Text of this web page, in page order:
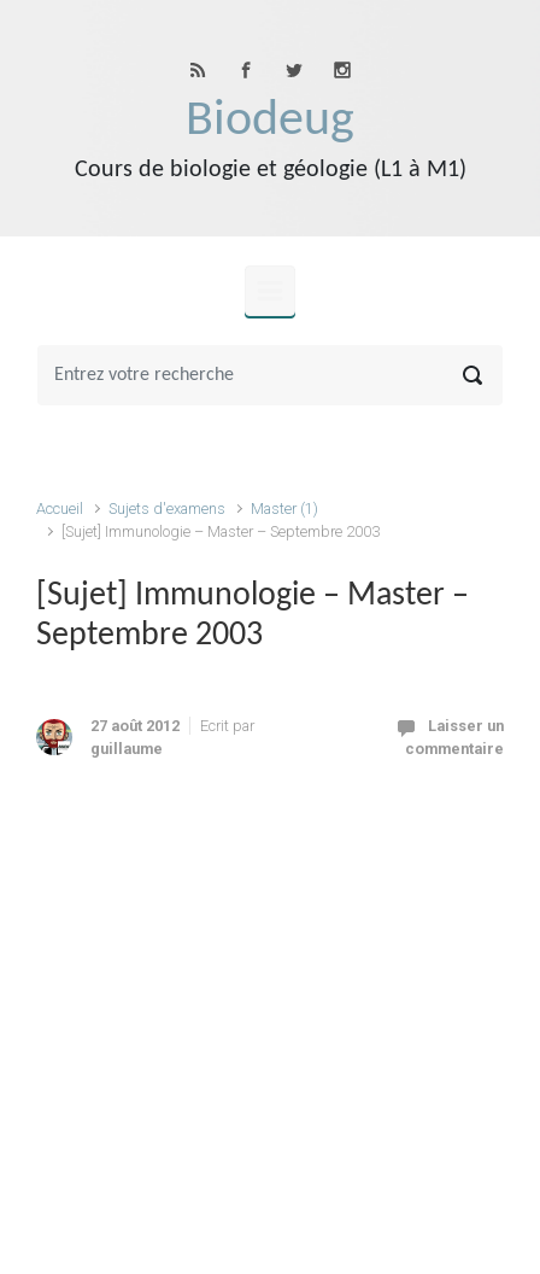
Biodeug
Cours de biologie et géologie (L1 à M1)
Accueil Sujets d'examens
Master (1)
[Sujet] Immunologie – Master – Septembre 2003
[Sujet] Immunologie – Master –
Septembre 2003
27 août 2012
Ecrit par
guillaume
Laisser un
commentaire